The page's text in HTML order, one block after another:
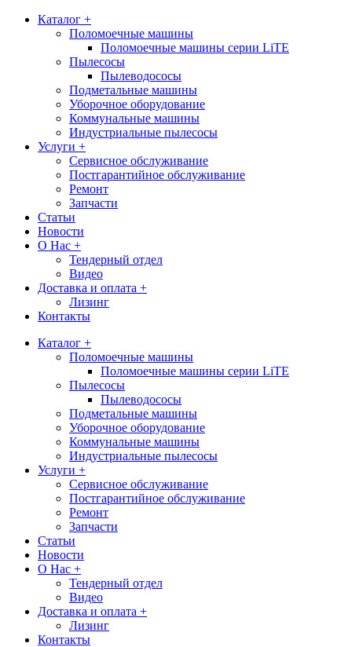
Каталог +
Поломоечные машины
Поломоечные машины серии LiTE
Пылесосы
Пылеводососы
Подметальные машины
Уборочное оборудование
Коммунальные машины
Индустриальные пылесосы
Услуги +
Сервисное обслуживание
Постгарантийное обслуживание
Ремонт
Запчасти
Статьи
Новости
О Нас +
Тендерный отдел
Видео
Доставка и оплата +
Лизинг
Контакты
Каталог +
Поломоечные машины
Поломоечные машины серии LiTE
Пылесосы
Пылеводососы
Подметальные машины
Уборочное оборудование
Коммунальные машины
Индустриальные пылесосы
Услуги +
Сервисное обслуживание
Постгарантийное обслуживание
Ремонт
Запчасти
Статьи
Новости
О Нас +
Тендерный отдел
Видео
Доставка и оплата +
Лизинг
Контакты